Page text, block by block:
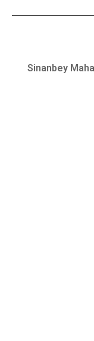
Sinanbey